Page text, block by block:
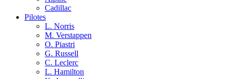
Cadillac
Pilotes
L. Norris
M. Verstappen
O. Piastri
G. Russell
C. Leclerc
L. Hamilton